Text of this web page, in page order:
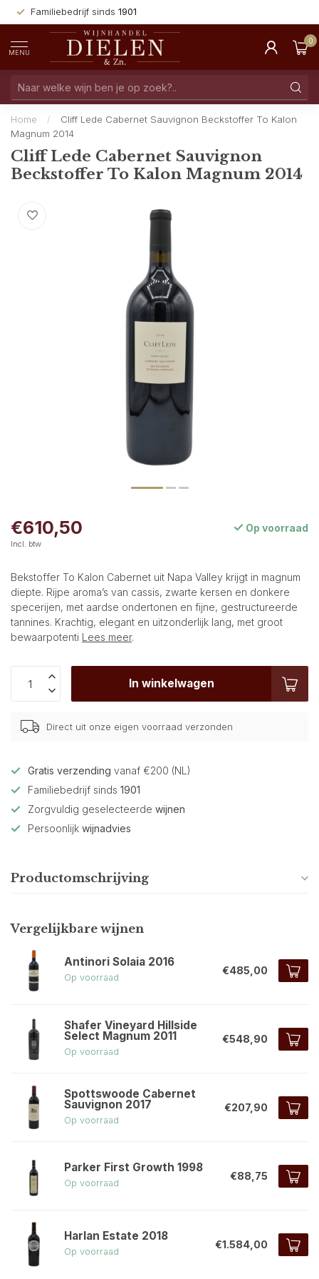
Familiebedrijf sinds 1901
MENU
0
Home /
Cliff Lede Cabernet Sauvignon Beckstoffer To Kalon
Magnum 2014
Cliff Lede Cabernet Sauvignon
Beckstoffer To Kalon Magnum 2014
€610,50
Incl. btw
Op voorraad
Bekstoffer To Kalon Cabernet uit Napa Valley krijgt in magnum
diepte. Rijpe aroma’s van cassis, zwarte kersen en donkere
specerijen, met aardse ondertonen en fijne, gestructureerde
tannines. Krachtig, elegant en uitzonderlijk lang, met groot
bewaarpotenti Lees meer.
In winkelwagen
Direct uit onze eigen voorraad verzonden
Gratis verzending vanaf €200 (NL)
Familiebedrijf sinds 1901
Zorgvuldig geselecteerde wijnen
Persoonlijk wijnadvies
Productomschrijving
Vergelijkbare wijnen
Antinori Solaia 2016
Op voorraad
€485,00
Shafer Vineyard Hillside
Select Magnum 2011
Op voorraad
€548,90
Spottswoode Cabernet
Sauvignon 2017
Op voorraad
€207,90
Parker First Growth 1998
Op voorraad
€88,75
Harlan Estate 2018
Op voorraad
€1.584,00